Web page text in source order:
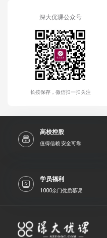
深大优课公众号
长按保存，微信扫一扫关注
高校控股
值得信赖 安全可靠
学员福利
1000余门优质慕课